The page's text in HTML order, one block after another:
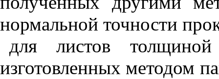
нормальной точности
для листов
изготовленных методом